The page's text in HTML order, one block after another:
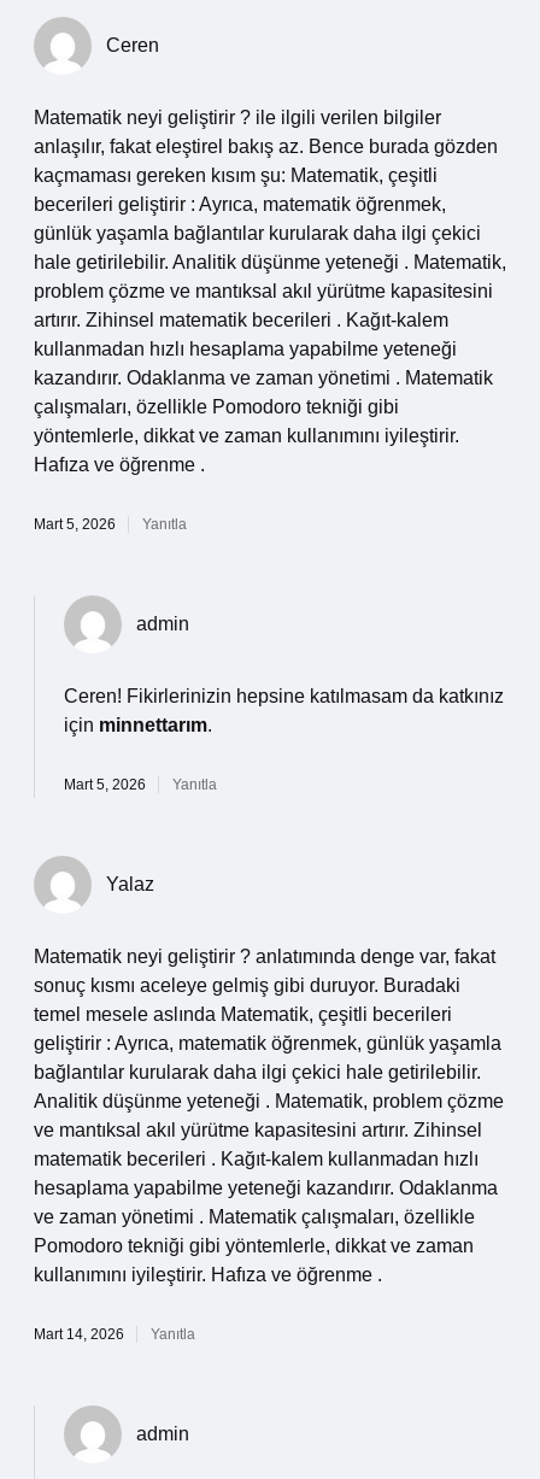
Ceren
Matematik neyi geliştirir ? ile ilgili verilen bilgiler
anlaşılır, fakat eleştirel bakış az. Bence burada gözden
kaçmaması gereken kısım şu: Matematik, çeşitli
becerileri geliştirir : Ayrıca, matematik öğrenmek,
günlük yaşamla bağlantılar kurularak daha ilgi çekici
hale getirilebilir. Analitik düşünme yeteneği . Matematik,
problem çözme ve mantıksal akıl yürütme kapasitesini
artırır. Zihinsel matematik becerileri . Kağıt-kalem
kullanmadan hızlı hesaplama yapabilme yeteneği
kazandırır. Odaklanma ve zaman yönetimi . Matematik
çalışmaları, özellikle Pomodoro tekniği gibi
yöntemlerle, dikkat ve zaman kullanımını iyileştirir.
Hafıza ve öğrenme .
Mart 5, 2026 Yanıtla
admin
Ceren! Fikirlerinizin hepsine katılmasam da katkınız
için minnettarım.
Mart 5, 2026 Yanıtla
Yalaz
Matematik neyi geliştirir ? anlatımında denge var, fakat
sonuç kısmı aceleye gelmiş gibi duruyor. Buradaki
temel mesele aslında Matematik, çeşitli becerileri
geliştirir : Ayrıca, matematik öğrenmek, günlük yaşamla
bağlantılar kurularak daha ilgi çekici hale getirilebilir.
Analitik düşünme yeteneği . Matematik, problem çözme
ve mantıksal akıl yürütme kapasitesini artırır. Zihinsel
matematik becerileri . Kağıt-kalem kullanmadan hızlı
hesaplama yapabilme yeteneği kazandırır. Odaklanma
ve zaman yönetimi . Matematik çalışmaları, özellikle
Pomodoro tekniği gibi yöntemlerle, dikkat ve zaman
kullanımını iyileştirir. Hafıza ve öğrenme .
Mart 14, 2026 Yanıtla
admin